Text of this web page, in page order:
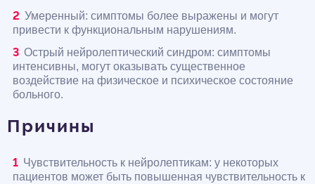
Умеренный: симптомы более выражены и могут
привести к функциональным нарушениям.
Острый нейролептический синдром: симптомы
интенсивны, могут оказывать существенное
воздействие на физическое и психическое состояние
больного.
Причины
Чувствительность к нейролептикам: у некоторых
пациентов может быть повышенная чувствительность к